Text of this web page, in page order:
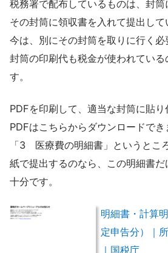
税務署で配布しているものは、封
その封筒に領収書を入れて提出して
今は、別にその封筒を取りに行く必
封筒の印刷代も税金が使われてい
す。
PDFを印刷して、適当な封筒に貼り
PDFはこちらからダウンロードでき
「3 医療費の明細書」というとこ
紙で提出するのなら、この明細書
十分です。
明細書・計算
定申告分）｜
｜国税庁